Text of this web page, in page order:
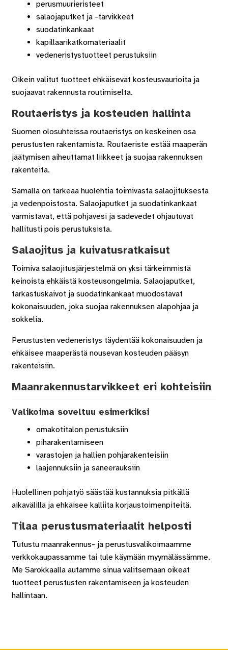
perusmuurieristeet
salaojaputket ja -tarvikkeet
suodatinkankaat
kapillaarikatkomateriaalit
vedeneristystuotteet perustuksiin
Oikein valitut tuotteet ehkäisevät kosteusvaurioita ja
suojaavat rakennusta routimiselta.
Routaeristys ja kosteuden hallinta
Suomen olosuhteissa routaeristys on keskeinen osa
perustusten rakentamista. Routaeriste estää maaperän
jäätymisen aiheuttamat liikkeet ja suojaa rakennuksen
rakenteita.
Samalla on tärkeää huolehtia toimivasta salaojituksesta
ja vedenpoistosta. Salaojaputket ja suodatinkankaat
varmistavat, että pohjavesi ja sadevedet ohjautuvat
hallitusti pois perustuksista.
Salaojitus ja kuivatusratkaisut
Toimiva salaojitusjärjestelmä on yksi tärkeimmistä
keinoista ehkäistä kosteusongelmia. Salaojaputket,
tarkastuskaivot ja suodatinkankaat muodostavat
kokonaisuuden, joka suojaa rakennuksen alapohjaa ja
sokkelia.
Perustusten vedeneristys täydentää kokonaisuuden ja
ehkäisee maaperästä nousevan kosteuden pääsyn
rakenteisiin.
Maanrakennustarvikkeet eri kohteisiin
Valikoima soveltuu esimerkiksi
omakotitalon perustuksiin
piharakentamiseen
varastojen ja hallien pohjarakenteisiin
laajennuksiin ja saneerauksiin
Huolellinen pohjatyö säästää kustannuksia pitkällä
aikavälillä ja ehkäisee kalliita korjaustoimenpiteitä.
Tilaa perustusmateriaalit helposti
Tutustu maanrakennus- ja perustusvalikoimaamme
verkkokaupassamme tai tule käymään myymälässämme.
Me Sarokkaalla autamme sinua valitsemaan oikeat
tuotteet perustusten rakentamiseen ja kosteuden
hallintaan.